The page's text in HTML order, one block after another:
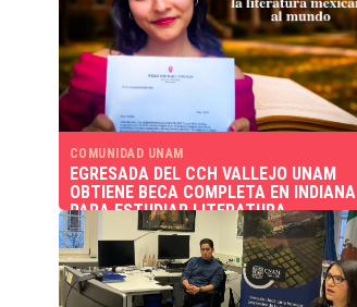
COMUNIDAD UNAM
EGRESADA DEL CCH VALLEJO UNAM
OBTIENE BECA COMPLETA EN INDIANA
PARA ESTUDIAR LITERATURA